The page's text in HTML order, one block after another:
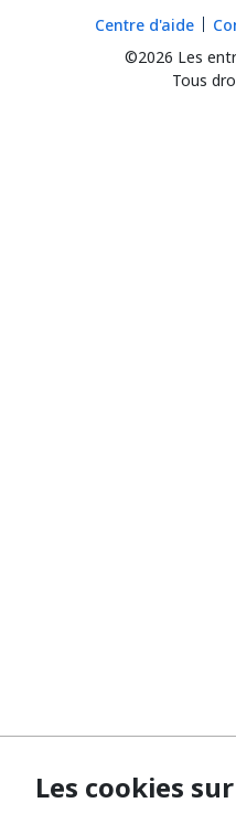
©2026 Les
Tous
Centre d'aide
Les cookies